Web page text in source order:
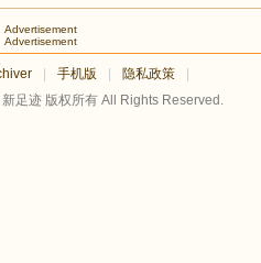
Advertisement
Advertisement
手机版 隐私政策
新足迹 版权所有 All Rights Reserved.